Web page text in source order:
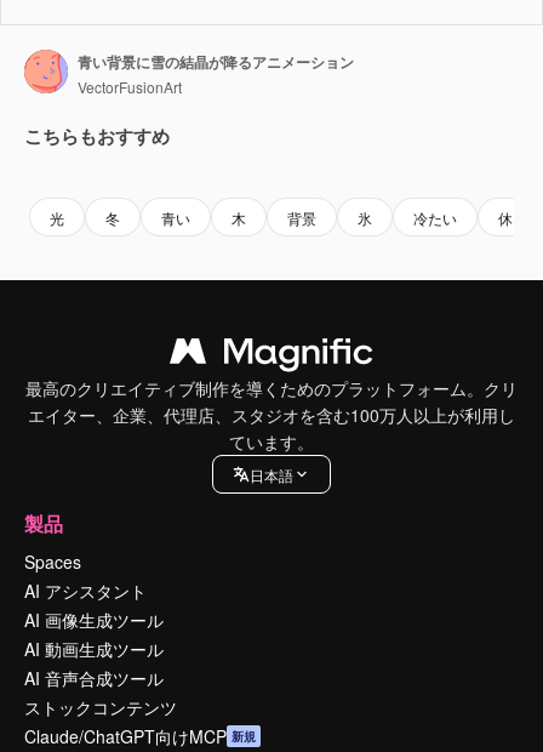
青い背景に雪の結晶が降るアニメーション
VectorFusionArt
こちらもおすすめ
光 冬 青い 木 背景 氷 冷たい 休日
最高のクリエイティブ制作を導くためのプラットフォーム。クリ
エイター、企業、代理店、スタジオを含む100万人以上が利用し
ています。
日本語
製品
Spaces
AI アシスタント
AI 画像生成ツール
AI 動画生成ツール
AI 音声合成ツール
ストックコンテンツ
Claude/ChatGPT向けMCP 新規